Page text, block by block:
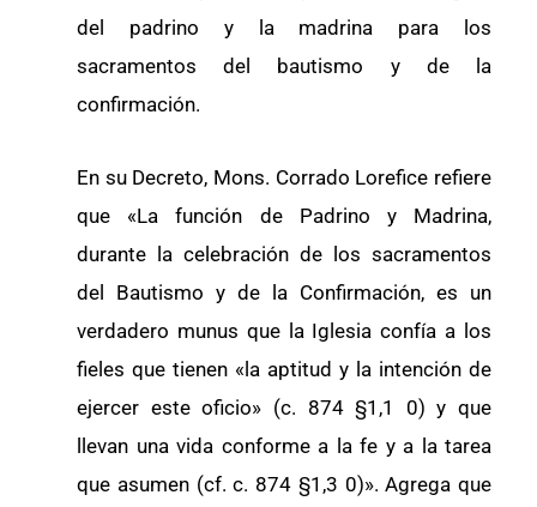
del padrino y la madrina para los
sacramentos del bautismo y de la
confirmación.
En su Decreto, Mons. Corrado Lorefice refiere
que «La función de Padrino y Madrina,
durante la celebración de los sacramentos
del Bautismo y de la Confirmación, es un
verdadero munus que la Iglesia confía a los
fieles que tienen «la aptitud y la intención de
ejercer este oficio» (c. 874 §1,1 0) y que
llevan una vida conforme a la fe y a la tarea
que asumen (cf. c. 874 §1,3 0)». Agrega que